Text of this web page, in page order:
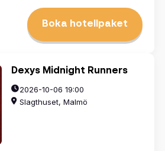
Boka hotellpaket
Dexys Midnight Runners
2026-10-06 19:00
Slagthuset, Malmö